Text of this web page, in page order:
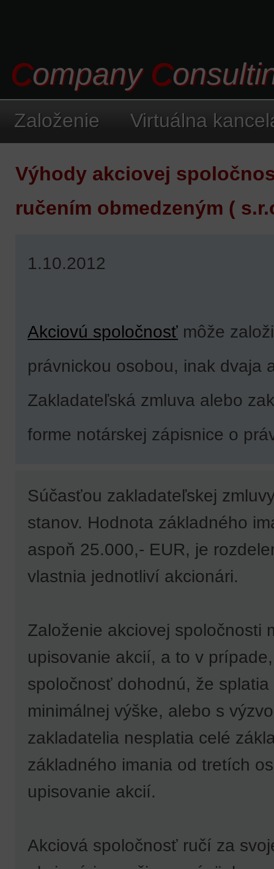
Company C
Založenie Virtuálna
Výhody akciovej
ručením obmedzeným (
1.10.2012
Akciovú spoločnosť môže
právnickou osobou, inak dvaja
Zakladateľská zmluva alebo
forme notárskej zápisnice o
Súčasťou zakladateľskej
stanov. Hodnota základného
aspoň 25.000,- EUR, je
vlastnia jednotliví akcionári.
Založenie akciovej spoločnosti
upisovanie akcií, a to v
spoločnosť dohodnú, že
minimálnej výške, alebo s
zakladatelia nesplatia celé
základného imania od tretích
upisovanie akcií.
Akciová spoločnosť ručí za